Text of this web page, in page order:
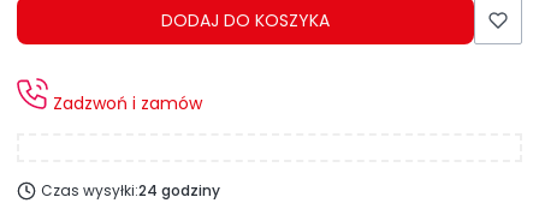
DODAJ DO KOSZYKA
Zadzwoń i zamów
Czas wysyłki:24 godziny